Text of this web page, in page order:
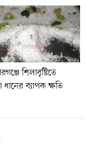
নেতাকর্মী ও সাধারণ
শিলাবৃষ্টিতে
ব্যাপক ক্ষতি